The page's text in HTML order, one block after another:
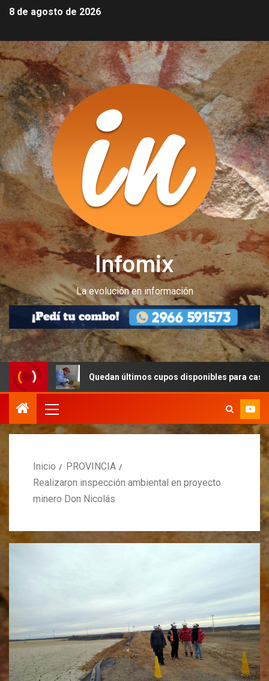
8 de agosto de 2026
Infomix
La evolución en información
Quedan últimos cupos disponibles para castraciones
Inicio
PROVINCIA
Realizaron inspección ambiental en proyecto
minero Don Nicolás